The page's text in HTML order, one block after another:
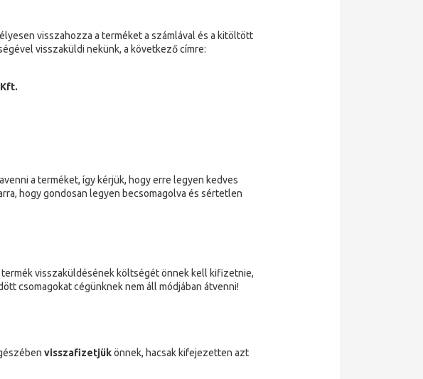
visszahozza a terméket a számlával és a kitöltött
visszaküldi nekünk, a következő címre:
a terméket, így kérjük, hogy erre legyen kedves
hogy gondosan legyen becsomagolva és sértetlen
termék visszaküldésének költségét önnek kell kifizetnie,
csomagokat cégünknek nem áll módjában átvenni!
visszafizetjükönnek, hacsak kifejezetten azt